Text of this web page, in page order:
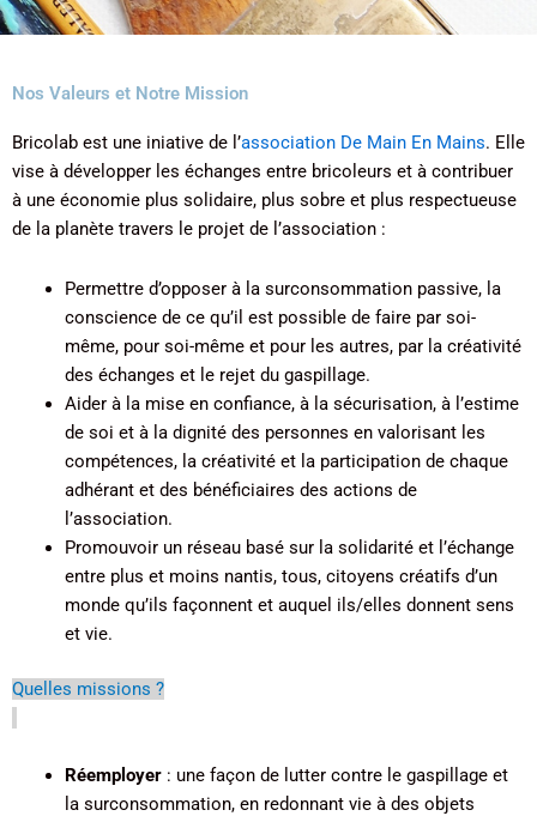
Nos Valeurs et Notre Mission
Bricolab est une iniative de l’association De Main En Mains. Elle
vise à développer les échanges entre bricoleurs et à contribuer
à une économie plus solidaire, plus sobre et plus respectueuse
de la planète travers le projet de l’association :
Permettre d’opposer à la surconsommation passive, la
conscience de ce qu’il est possible de faire par soi-
même, pour soi-même et pour les autres, par la créativité
des échanges et le rejet du gaspillage.
Aider à la mise en confiance, à la sécurisation, à l’estime
de soi et à la dignité des personnes en valorisant les
compétences, la créativité et la participation de chaque
adhérant et des bénéficiaires des actions de
l’association.
Promouvoir un réseau basé sur la solidarité et l’échange
entre plus et moins nantis, tous, citoyens créatifs d’un
monde qu’ils façonnent et auquel ils/elles donnent sens
et vie.
Quelles missions ?
Réemployer: une façon de lutter contre le gaspillage et
la surconsommation, en redonnant vie à des objets